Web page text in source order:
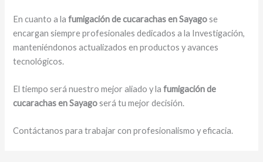
En cuanto a lafumigación de cucarachas en Sayagose
encargan siempre profesionales dedicados a la Investigación,
manteniéndonos actualizados en productos y avances
tecnológicos.
El tiempo será nuestro mejor aliado y lafumigación de
cucarachas en Sayagoserá tu mejor decisión.
Contáctanos para trabajar con profesionalismo y eficacia.